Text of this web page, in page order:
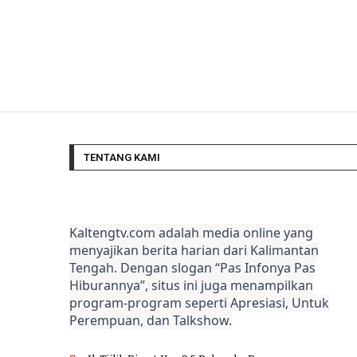
TENTANG KAMI
Kaltengtv.com adalah media online yang
menyajikan berita harian dari Kalimantan
Tengah. Dengan slogan “Pas Infonya Pas
Hiburannya”, situs ini juga menampilkan
program-program seperti Apresiasi, Untuk
Perempuan, dan Talkshow.